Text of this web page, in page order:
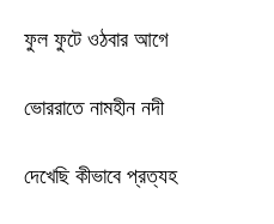
ফুল ফুটে ওঠবার আগে
ভোররাতে নামহীন নদী
দেখেছি কীভাবে প্রত্যহ